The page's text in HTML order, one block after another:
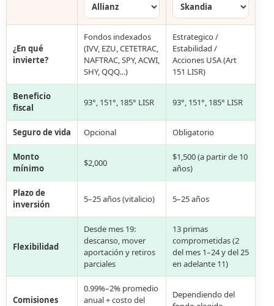
¿En qué
invierte?
Fondos indexados
(IVV, EZU, CETETRAC,
NAFTRAC, SPY, ACWI,
SHY, QQQ…)
Estrategico /
Estabilidad /
Acciones USA (Art
151 LISR)
Beneficio
fiscal
93°, 151°, 185° LISR 93°, 151°, 185° LISR
Seguro de vida Opcional Obligatorio
Monto
mínimo
$2,000
$1,500 (a partir de 10
años)
Plazo de
inversión
5–25 años (vitalicio) 5–25 años
Flexibilidad
Desde mes 19:
descanso, mover
aportación y retiros
parciales
13 primas
comprometidas (2
del mes 1–24 y del 25
en adelante 11)
Comisiones
0.99%–2% promedio
anual + costo del
Dependiendo del